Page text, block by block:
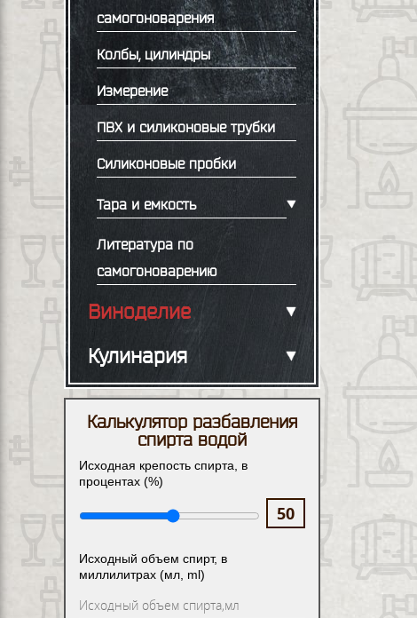
самогоноварения
Колбы, цилиндры
Измерение
ПВХ и силиконовые трубки
Силиконовые пробки
Тара и емкость
Литература по
самогоноварению
Виноделие
Кулинария
Калькулятор разбавления
спирта водой
Исходная крепость спирта, в
процентах (%)
Исходный объем спирт, в
миллилитрах (мл, ml)